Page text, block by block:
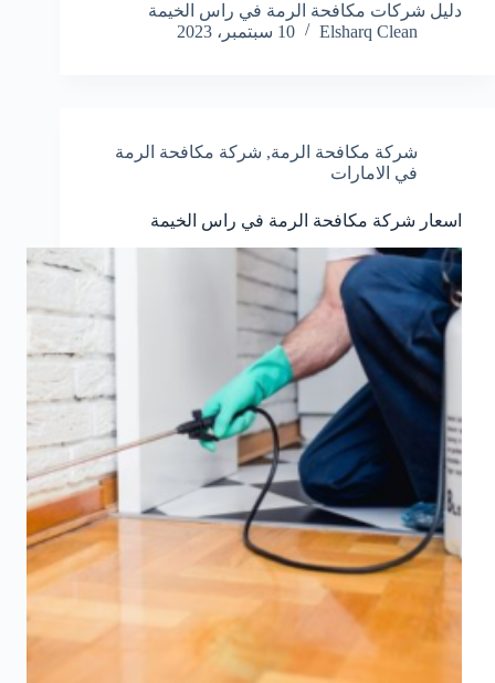
دليل شركات مكافحة الرمة في راس الخيمة
Elsharq Clean
10 سبتمبر، 2023
شركة مكافحة الرمة, شركة مكافحة الرمة
في الامارات
اسعار شركة مكافحة الرمة في راس الخيمة